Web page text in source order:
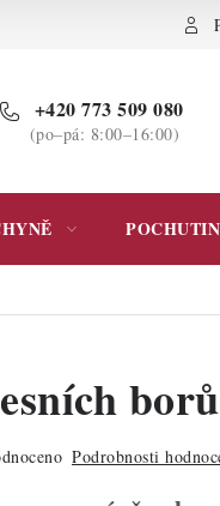
ochrany osobních údajů
+420 773 509 080
(po–pá: 8:00–16:00)
Podrobnosti